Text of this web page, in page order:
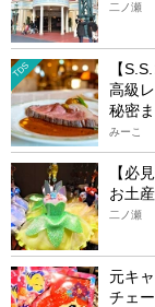
二ノ瀬
TDS
【
高級
秘密
みーこ
【必
お土
二ノ瀬
元キ
チェ